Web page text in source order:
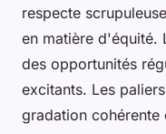
respecte
en matière d'équité.
des opportunités
excitants. Les
gradation